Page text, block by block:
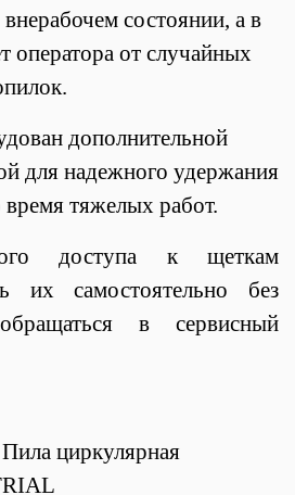
состоянии, а в
оператора от случайных
дополнительной
для надежного удержания
тяжелых работ.
доступа к щеткам
их самостоятельно без
в сервисный
циркулярная